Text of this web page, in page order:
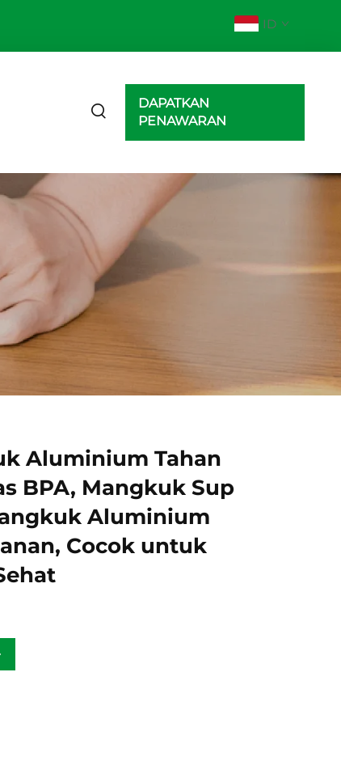
ID
DAPATKAN
PENAWARAN
Aluminium Tahan
BPA, Mangkuk Sup
Aluminium
Cocok untuk